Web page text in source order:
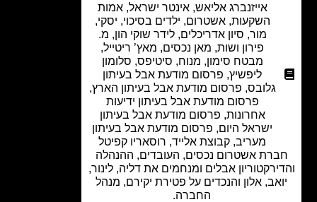
אייזנברג אליאש,אינטר ישראל, אמות
השקעות,אשטרום,ילדים בסיכוי, יסקי,
מור, סיון אדריכלים,לידר שוקי הון ,מ.
פירון ושות,מאן נכסים, מאץ’ ריטייל,
מבטח סימון,מנוח,סיטיפס ,סלומון
ליפשיץ
,פרסום מודעת אבל בעיתון
פרסום מודעת אבל בעיתון הארץ,
פרסום מודעת אבל בעיתון ידיעות
אחרונות,פרסום מודעת אבל בעיתון
ישראל היום,פרסום מודעת אבל בעיתון
קבוצת אלייד,רוסאריו קפיטל
אשטרום נכסים, העובדים, ההנהלה
אבלים ומנחמים את דליה, לינור,
אלון והנכדים על פטירת יקירם, מנהל
החברה.